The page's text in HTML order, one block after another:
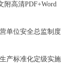
附高清PDF+Word
单位安全总监制度
产标准化定级实施